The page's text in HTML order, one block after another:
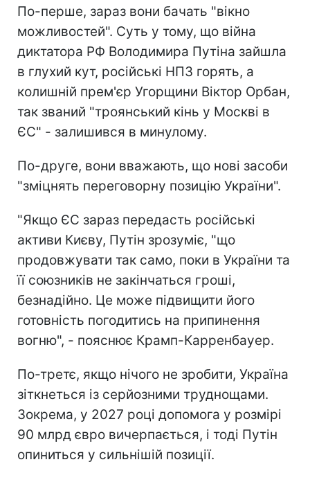
По-перше, зараз вони бачать "вікно
можливостей". Суть у тому, що війна
диктатора РФ Володимира Путіна зайшла
в глухий кут, російські НПЗ горять, а
колишній прем'єр Угорщини Віктор Орбан,
так званий "троянський кінь у Москві в
ЄС" - залишився в минулому.
По-друге, вони вважають, що нові засоби
"зміцнять переговорну позицію України".
"Якщо ЄС зараз передасть російські
активи Києву, Путін зрозуміє, "що
продовжувати так само, поки в України та
її союзників не закінчаться гроші,
безнадійно. Це може підвищити його
готовність погодитись на припинення
вогню", - пояснює Крамп-Карренбауер.
По-третє, якщо нічого не зробити, Україна
зіткнеться із серйозними труднощами.
Зокрема, у 2027 році допомога у розмірі
90 млрд євро вичерпається, і тоді Путін
опиниться у сильнішій позиції.